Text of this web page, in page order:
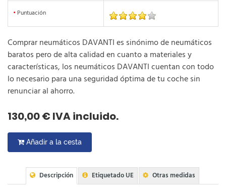
• Puntuación
Comprar neumáticos DAVANTI es sinónimo de neumáticos
baratos pero de alta calidad en cuanto a materiales y
características, los neumáticos DAVANTI cuentan con todo
lo necesario para una seguridad óptima de tu coche sin
renunciar al ahorro.
130,00 € IVA incluido.
Añadir a la cesta
Descripción Etiquetado UE Otras medidas